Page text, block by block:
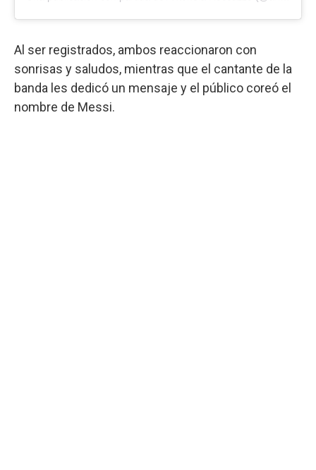
Al ser registrados, ambos reaccionaron con
sonrisas y saludos, mientras que el cantante de la
banda les dedicó un mensaje y el público coreó el
nombre de Messi.